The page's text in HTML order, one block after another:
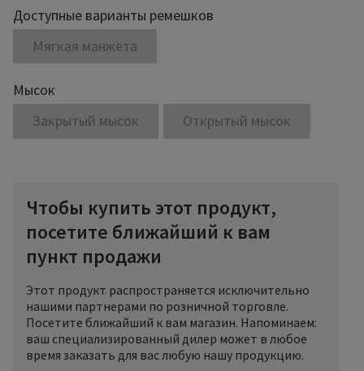
Доступные варианты ремешков
Мягкая манжета
Мысок
Закрытый мысок
Открытый мысок
Чтобы купить этот продукт,
посетите ближайший к вам
пункт продажи
Этот продукт распространяется исключительно
нашими партнерами по розничной торговле.
Посетите ближайший к вам магазин. Напоминаем:
ваш специализированный дилер может в любое
время заказать для вас любую нашу продукцию.